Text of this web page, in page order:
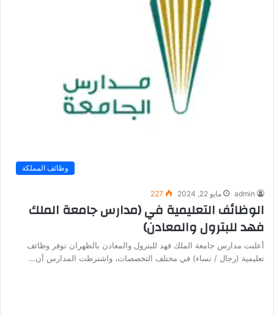
وظائف المملكة
admin مايو 22, 2024 227
الوظائف التعليمية في (مدارس جامعة الملك
فهد للبترول والمعادن)
أعلنت مدارس جامعة الملك فهد للبترول والمعادن بالظهران توفر وظائف
تعليمية (رجال / نساء) في مختلف التخصصات، واشترطت المدارس أن…